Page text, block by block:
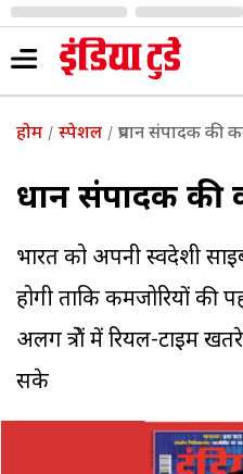
होम स्पेशल प्रधान संपादक की
प्रधान संपादक
भारत को अपनी स्वदेशी
होगी ताकि कमजोरियों
अलग क्षेत्रों में रियल-टाइम
सके